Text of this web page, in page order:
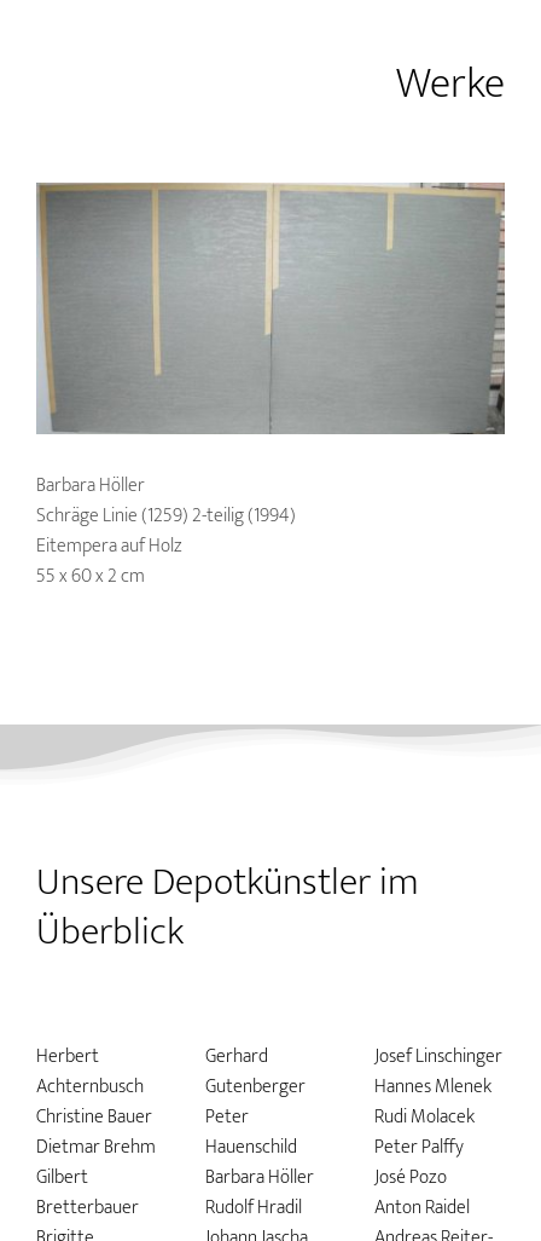
Werke
Barbara Höller
Schräge Linie (1259) 2-teilig (1994)
Eitempera auf Holz
55 x 60 x 2 cm
Unsere Depotkünstler im
Überblick
Herbert
Achternbusch
Christine Bauer
Dietmar Brehm
Gilbert
Bretterbauer
Gerhard
Gutenberger
Peter
Hauenschild
Barbara Höller
Rudolf Hradil
Josef Linschinger
Hannes Mlenek
Rudi Molacek
Peter Palffy
José Pozo
Anton Raidel